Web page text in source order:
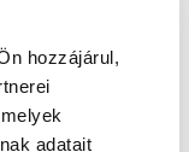
hozzájárul,
adatait